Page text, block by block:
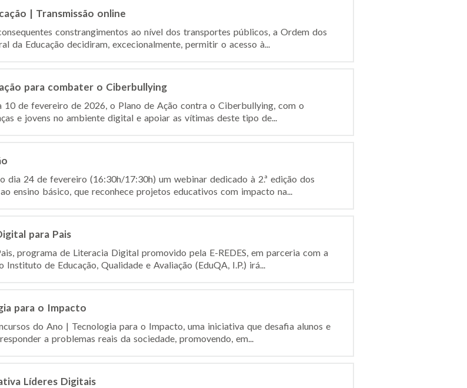
| Transmissão online
constrangimentos ao nível dos transportes públicos, a Ordem dos
da Educação decidiram, excecionalmente, permitir o acesso à...
para combater o Ciberbullying
10 de fevereiro de 2026, o Plano de Ação contra o Ciberbullying, com o
e jovens no ambiente digital e apoiar as vítimas deste tipo de...
dia 24 de fevereiro (16:30h/17:30h) um webinar dedicado à 2.ª edição dos
ensino básico, que reconhece projetos educativos com impacto na...
para Pais
programa de Literacia Digital promovido pela E-REDES, em parceria com a
de Educação, Qualidade e Avaliação (EduQA, I.P.) irá...
para o Impacto
do Ano | Tecnologia para o Impacto, uma iniciativa que desafia alunos e
a problemas reais da sociedade, promovendo, em...
Líderes Digitais